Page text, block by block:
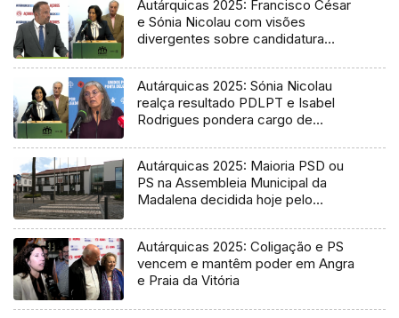
Autárquicas 2025: Francisco César
e Sónia Nicolau com visões
divergentes sobre candidatura
Autárquicas 2025: Sónia Nicolau
realça resultado PDLPT e Isabel
Rodrigues pondera cargo de
Autárquicas 2025: Maioria PSD ou
PS na Assembleia Municipal da
Madalena decidida hoje pelo
Autárquicas 2025: Coligação e PS
vencem e mantêm poder em Angra
e Praia da Vitória